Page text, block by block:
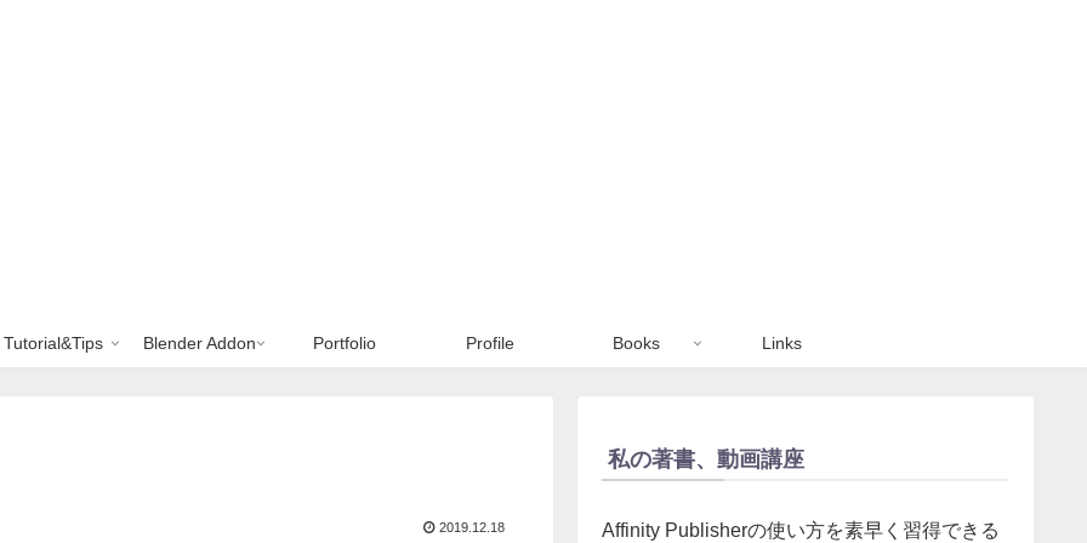
Tutorial&Tips Blender Addon Portfolio Profile Books Links
2019.12.18
私の著書、動画講座
Affinity Publisherの使い方を素早く習得できる